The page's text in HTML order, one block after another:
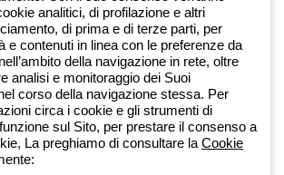
parte del Gruppo GEWISS, all’interno
LightZone, dove realizziamo soluzioni di
che trasformano la complessità in semplicità,
e utenti finali nella realizzazione dei loro
su GEWISS
analitici, di profilazione e altri
di prima e di terze parti, per
e contenuti in linea con le preferenze da
della navigazione in rete, oltre
analisi e monitoraggio dei Suoi
corso della navigazione stessa. Per
circa i cookie e gli strumenti di
sul Sito, per prestare il consenso a
La preghiamo di consultare la Cookie